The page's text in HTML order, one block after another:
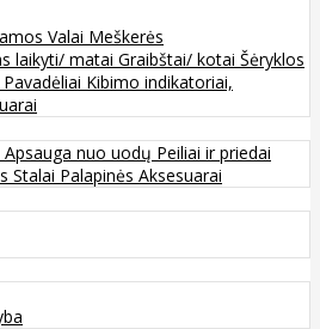
Valai Meškerės
laikyti/ matai Graibštai/ kotai Šėryklos
Pavadėliai Kibimo indikatoriai,
Apsauga nuo uodų Peiliai ir priedai
Stalai Palapinės Aksesuarai